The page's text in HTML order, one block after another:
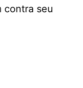
contra seu